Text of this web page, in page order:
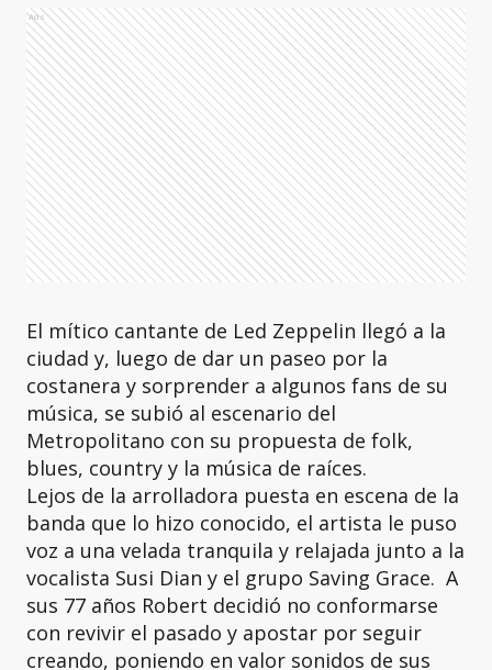
Ads
El mítico cantante de Led Zeppelin llegó a la
ciudad y, luego de dar un paseo por la
costanera y sorprender a algunos fans de su
música, se subió al escenario del
Metropolitano con su propuesta de folk,
blues, country y la música de raíces.
Lejos de la arrolladora puesta en escena de la
banda que lo hizo conocido, el artista le puso
voz a una velada tranquila y relajada junto a la
vocalista Susi Dian y el grupo Saving Grace. A
sus 77 años Robert decidió no conformarse
con revivir el pasado y apostar por seguir
creando, poniendo en valor sonidos de sus